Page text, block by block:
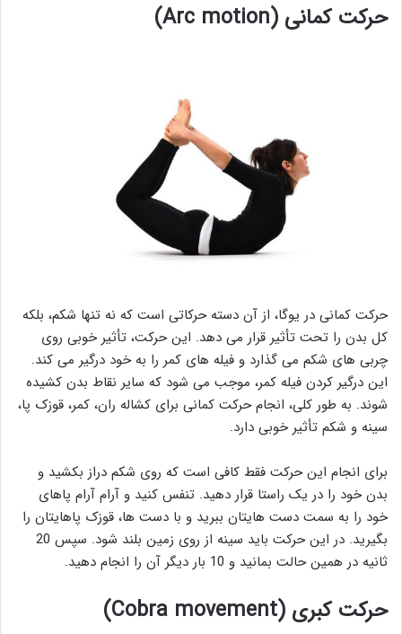
حرکت کمانی (Arc motion )
حرکت کمانی در یوگا، از آن دسته حرکاتی است که نه تنها شکم، بلکه
کل بدن را تحت تأثیر قرار می دهد. این حرکت، تأثیر خوبی روی
چربی های شکم می گذارد و فیله های کمر را به خود درگیر می کند.
این درگیر کردن فیله کمر، موجب می شود که سایر نقاط بدن کشیده
شوند. به طور کلی، انجام حرکت کمانی برای کشاله ران، کمر، قوزک پا،
سینه و شکم تأثیر خوبی دارد.
برای انجام این حرکت فقط کافی است که روی شکم دراز بکشید و
بدن خود را در یک راستا قرار دهید. تنفس کنید و آرام آرام پاهای
خود را به سمت دست هایتان ببرید و با دست ها، قوزک پاهایتان را
بگیرید. در این حرکت باید سینه از روی زمین بلند شود. سپس 20
ثانیه در همین حالت بمانید و 10 بار دیگر آن را انجام دهید.
حرکت کبری (Cobra movement )